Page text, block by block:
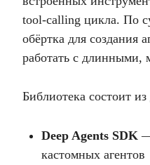
tool-calling цикла. По
обёртка для создания
работать с длинными,
Библиотека состоит из
Deep Agents SDK —
кастомных агентов